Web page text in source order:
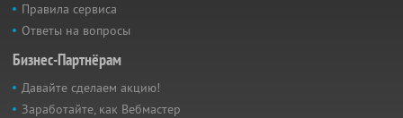
Правила сервиса
Ответы на вопросы
Бизнес-Партнёрам
Давайте сделаем акцию!
Заработайте, как Вебмастер